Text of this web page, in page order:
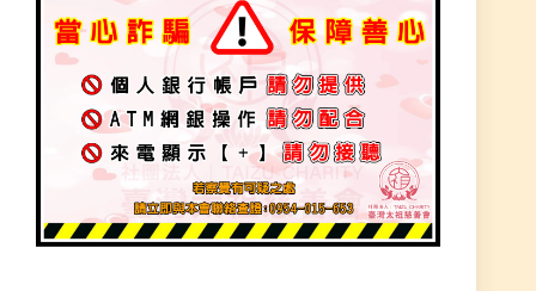
行功立德，助道興道。廣植福田，永傳於世永受道
祖恩光庇護~
最高神袛-『元始天王』聖地，意義非凡，工程建
設艱辛籌備，期盼十方信眾伸出援手，您的發心必
定可流傳永世，功德無量，感恩!
努力建造『桃園道院』，為了信徒到來可感受這邊